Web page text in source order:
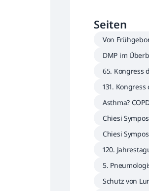
Seiten
Von
zur optimalen
DMP im
65. Kongress
131.
Asthma?
Chiesi
Chiesi
120.
5.
Schutz von